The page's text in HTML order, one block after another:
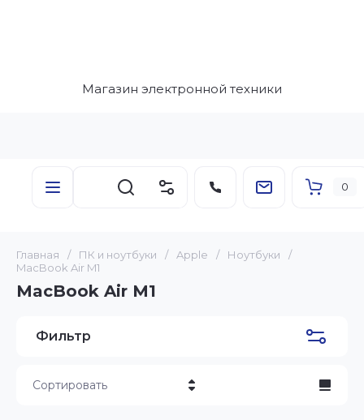
Магазин электронной техники
0
Главная / ПК и ноутбуки / Apple / Ноутбуки
/
MacBook Air M1
MacBook Air M1
Фильтр
Сортировать